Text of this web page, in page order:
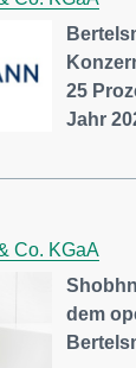
25
Jahr
Co. KGaA
dem